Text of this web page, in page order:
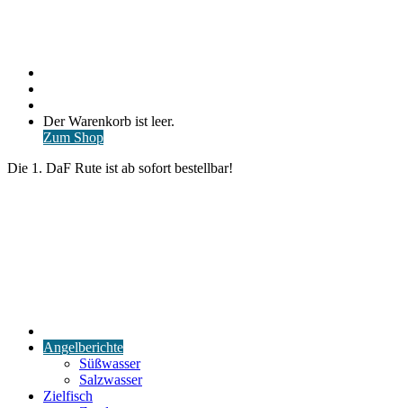
Warenkorb
ansehen
Der Warenkorb ist leer.
Zum Shop
Die 1. DaF Rute ist ab sofort bestellbar!
Angelberichte
Süßwasser
Salzwasser
Zielfisch